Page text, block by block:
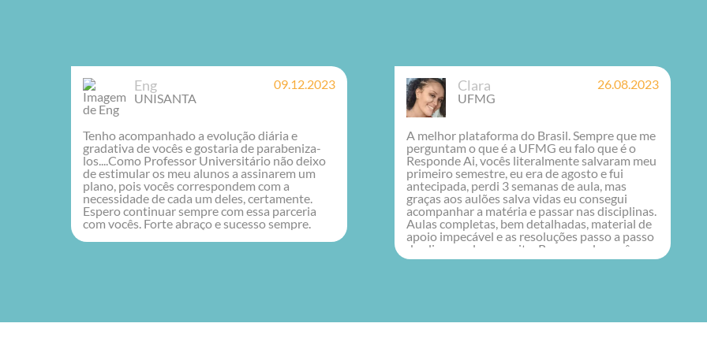
09.12.2023
a evolução diária e
de vocês e gostaria de parabeniza-
Professor Universitário não deixo
os meu alunos a assinarem um
vocês correspondem com a
de cada um deles, certamente.
continuar sempre com essa parceria
Forte abraço e sucesso sempre.
Clara 26.08.2023
A melhor plataforma do Brasil. Sempre que me
perguntam o que é a UFMG eu falo que é o
Responde Ai, vocês literalmente salvaram meu
primeiro semestre, eu era de agosto e fui
antecipada, perdi 3 semanas de aula, mas
graças aos aulões salva vidas eu consegui
acompanhar a matéria e passar nas disciplinas.
Aulas completas, bem detalhadas, material de
apoio impecável e as resoluções passo a passo
dos livros salvam muito. Recomendo vocês
para toda pessoa que faz curso de exatas, seja
Ana
O Responde aí
tinha muitas
de forma rápida